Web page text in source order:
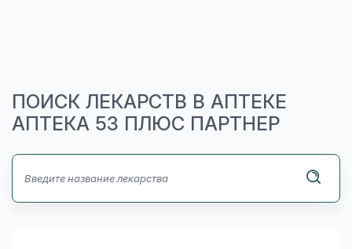
ПОИСК ЛЕКАРСТВ В АПТЕКЕ
АПТЕКА 53 ПЛЮС ПАРТНЕР